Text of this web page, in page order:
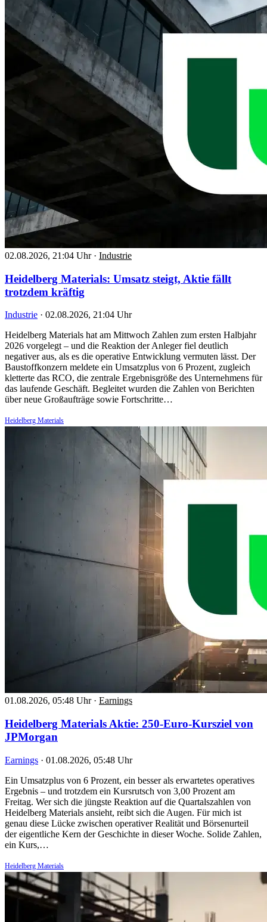
02.08.2026, 21:04 Uhr · Industrie
Heidelberg Materials: Umsatz steigt, Aktie fällt
trotzdem kräftig
Industrie · 02.08.2026, 21:04 Uhr
Heidelberg Materials hat am Mittwoch Zahlen zum ersten Halbjahr
2026 vorgelegt – und die Reaktion der Anleger fiel deutlich
negativer aus, als es die operative Entwicklung vermuten lässt. Der
Baustoffkonzern meldete ein Umsatzplus von 6 Prozent, zugleich
kletterte das RCO, die zentrale Ergebnisgröße des Unternehmens für
das laufende Geschäft. Begleitet wurden die Zahlen von Berichten
über neue Großaufträge sowie Fortschritte…
Heidelberg Materials
01.08.2026, 05:48 Uhr · Earnings
Heidelberg Materials Aktie: 250-Euro-Kursziel von
JPMorgan
Earnings · 01.08.2026, 05:48 Uhr
Ein Umsatzplus von 6 Prozent, ein besser als erwartetes operatives
Ergebnis – und trotzdem ein Kursrutsch von 3,00 Prozent am
Freitag. Wer sich die jüngste Reaktion auf die Quartalszahlen von
Heidelberg Materials ansieht, reibt sich die Augen. Für mich ist
genau diese Lücke zwischen operativer Realität und Börsenurteil
der eigentliche Kern der Geschichte in dieser Woche. Solide Zahlen,
ein Kurs,…
Heidelberg Materials